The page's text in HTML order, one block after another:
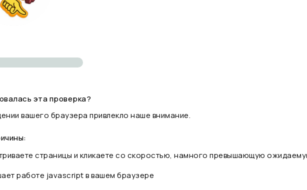
эта проверка?
вашего браузера привлекло наше внимание.
страницы и кликаете со скоростью, намного превышающую
работе javascript в вашем браузере